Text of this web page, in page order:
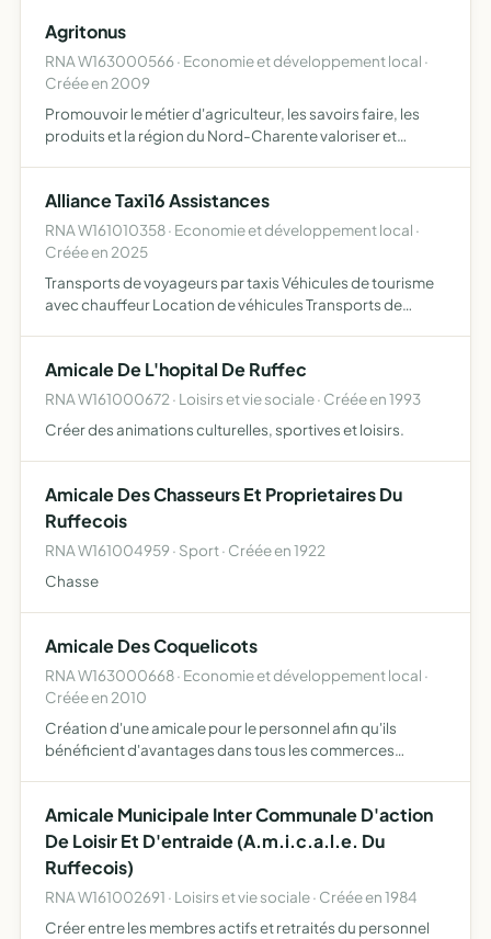
Agritonus
RNA W163000566 · Economie et développement local ·
Créée en 2009
Promouvoir le métier d'agriculteur, les savoirs faire, les
produits et la région du Nord-Charente valoriser et
Alliance Taxi16 Assistances
RNA W161010358 · Economie et développement local ·
Créée en 2025
Transports de voyageurs par taxis Véhicules de tourisme
avec chauffeur Location de véhicules Transports de
Amicale De L'hopital De Ruffec
RNA W161000672 · Loisirs et vie sociale · Créée en 1993
Créer des animations culturelles, sportives et loisirs.
Amicale Des Chasseurs Et Proprietaires Du
Ruffecois
RNA W161004959 · Sport · Créée en 1922
Chasse
Amicale Des Coquelicots
RNA W163000668 · Economie et développement local ·
Créée en 2010
Création d'une amicale pour le personnel afin qu'ils
bénéficient d'avantages dans tous les commerces
Amicale Municipale Inter Communale D'action
De Loisir Et D'entraide (A.m.i.c.a.l.e. Du
Ruffecois)
RNA W161002691 · Loisirs et vie sociale · Créée en 1984
Créer entre les membres actifs et retraités du personnel